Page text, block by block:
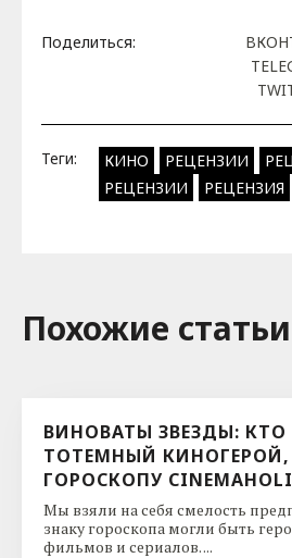
Поделиться:
Теги: КИНО РЕЦЕНЗИИ
РЕЦЕНЗИИ
РЕЦЕНЗИЯ
Похожие
ВИНОВАТЫ ЗВЕЗДЫ: КТО
ТОТЕМНЫЙ
ГОРОСКОПУ
Мы взяли на себя смелость
знаку гороскопа могли быть
фильмов и сериалов. ...